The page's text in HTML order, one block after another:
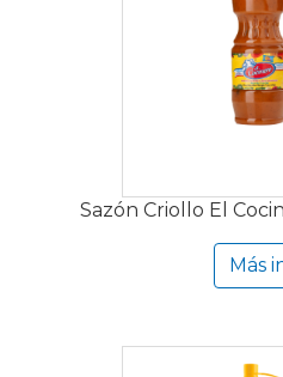
Sazón Criollo El
Más